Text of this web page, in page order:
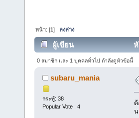
หน้า: [1] ลงล่าง
ผู้เขียน
0 สมาชิก และ 1 บุคคลทั่วไป กำลังดูหัวข้อนี้
subaru_mania
กระทู้: 38
Popular Vote : 4
น